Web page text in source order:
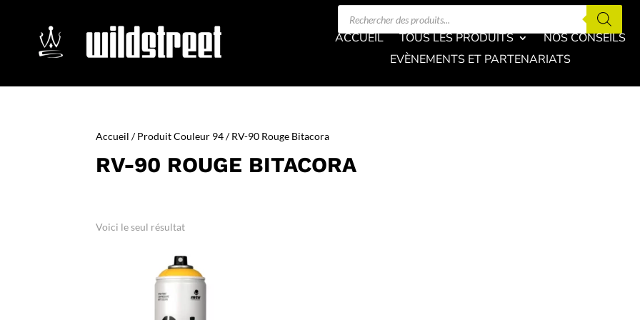
Recherche
ACCUEIL TOUS LES PRODUITS
NOS CONSEILS
EVÈNEMENTS ET PARTENARIATS
Accueil / Produit Couleur 94 / RV-90 Rouge Bitacora
RV-90 ROUGE BITACORA
Voici le seul résultat